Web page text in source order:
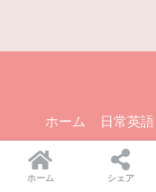
ホーム 日常英語
プ
ホーム シェア